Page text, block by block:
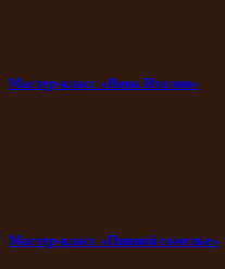
Мастер-класс «Вина Италии»
Мастер-класс «Пивной сомелье»